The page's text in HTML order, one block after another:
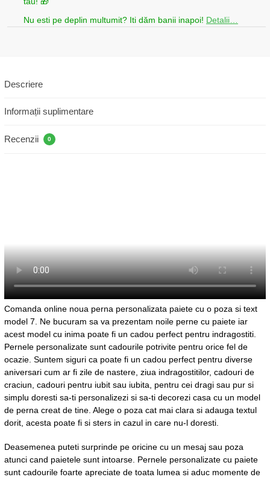
Nu esti pe deplin multumit? Iti dăm banii inapoi! Detalii…
Descriere
Informații suplimentare
Recenzii 0
Comanda online noua perna personalizata paiete cu o poza si text
model 7. Ne bucuram sa va prezentam noile perne cu paiete iar
acest model cu inima poate fi un cadou perfect pentru indragostiti.
Pernele personalizate sunt cadourile potrivite pentru orice fel de
ocazie. Suntem siguri ca poate fi un cadou perfect pentru diverse
aniversari cum ar fi zile de nastere, ziua indragostitilor, cadouri de
craciun, cadouri pentru iubit sau iubita, pentru cei dragi sau pur si
simplu doresti sa-ti personalizezi si sa-ti decorezi casa cu un model
de perna creat de tine. Alege o poza cat mai clara si adauga textul
dorit, acesta poate fi si sters in cazul in care nu-l doresti.
Deasemenea puteti surprinde pe oricine cu un mesaj sau poza
atunci cand paietele sunt intoarse. Pernele personalizate cu paiete
sunt cadourile foarte apreciate de toata lumea si aduc momente de